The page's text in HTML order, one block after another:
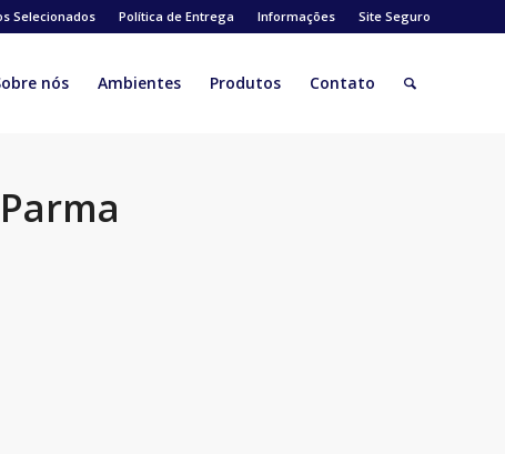
Selecionados Política de Entrega Informações Site Seguro
nós Ambientes Produtos Contato